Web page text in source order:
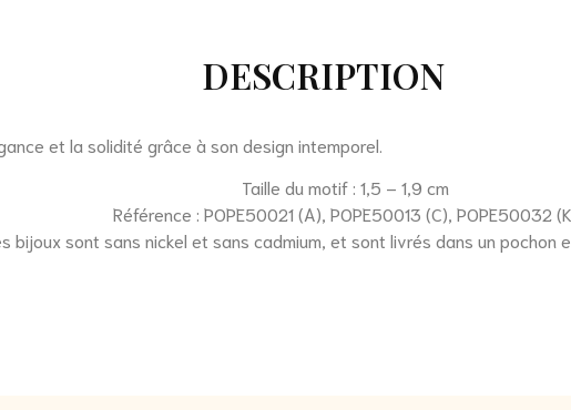
DESCRIPTION
et la solidité grâce à son design intemporel.
Taille du motif : 1,5 – 1,9 cm
Référence : POPE50021 (A), POPE50013 (C), POPE50032
bijoux sont sans nickel et sans cadmium, et sont livrés dans un pochon